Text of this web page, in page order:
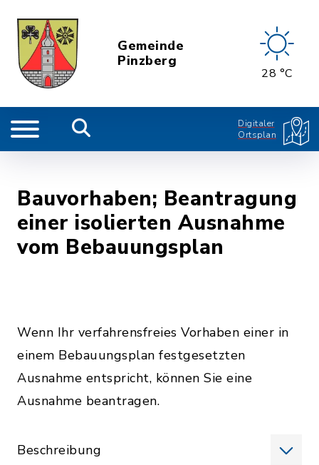
Gemeinde
Pinzberg
28 °C
Digitaler
Ortsplan
Bauvorhaben; Beantragung
einer isolierten Ausnahme
vom Bebauungsplan
Wenn Ihr verfahrensfreies Vorhaben einer in
einem Bebauungsplan festgesetzten
Ausnahme entspricht, können Sie eine
Ausnahme beantragen.
Beschreibung